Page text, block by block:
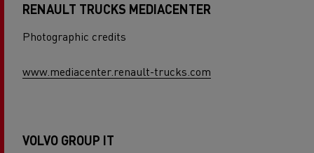
RENAULT TRUCKS MEDIACENTER
Photographic credits
www.mediacenter.renault-trucks.com
VOLVO GROUP IT